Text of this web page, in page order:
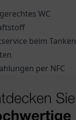
WC
beim Tanken
per NFC